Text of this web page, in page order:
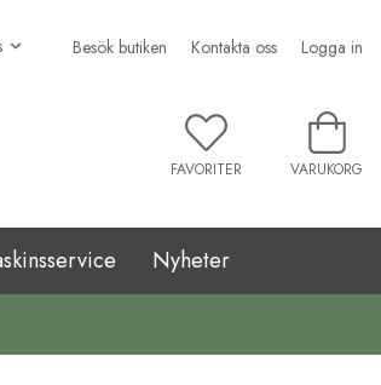
Besök butiken Kontakta oss Logga in
FAVORITER VARUKORG
Nyheter